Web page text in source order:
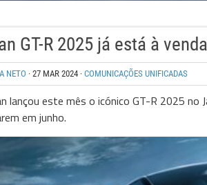
GT-R 2025 já está à
NETO · 27 MAR 2024 · COMUNICAÇÕES UNIFICADAS
lançou este mês o icónico GT-R 2025 no
em junho.